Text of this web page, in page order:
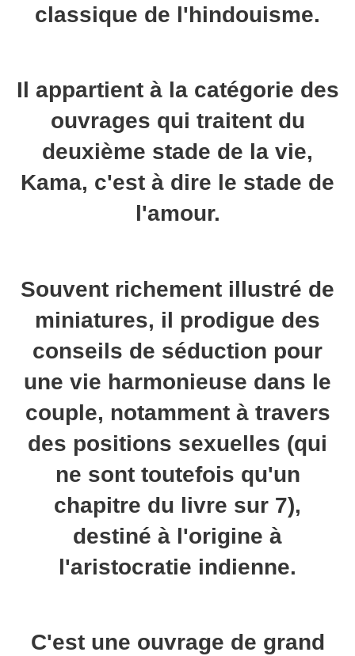
classique de l'hindouisme.
Il appartient à la catégorie des
ouvrages qui traitent du
deuxième stade de la vie,
Kama, c'est à dire le stade de
l'amour.
Souvent richement illustré de
miniatures, il prodigue des
conseils de séduction pour
une vie harmonieuse dans le
couple, notamment à travers
des positions sexuelles (qui
ne sont toutefois qu'un
chapitre du livre sur 7),
destiné à l'origine à
l'aristocratie indienne.
C'est une ouvrage de grand